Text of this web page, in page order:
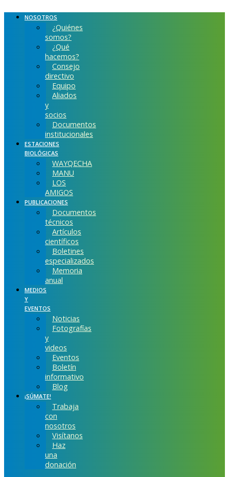
NOSOTROS
¿Quiénes
somos?
¿Qué
hacemos?
Consejo
directivo
Equipo
Aliados
y
socios
Documentos
institucionales
ESTACIONES
BIOLÓGICAS
WAYQECHA
MANU
LOS
AMIGOS
PUBLICACIONES
Documentos
técnicos
Artículos
científicos
Boletines
especializados
Memoria
anual
MEDIOS
Y
EVENTOS
Noticias
Fotografías
y
videos
Eventos
Boletín
informativo
Blog
¡SÚMATE!
Trabaja
con
nosotros
Visítanos
Haz
una
donación